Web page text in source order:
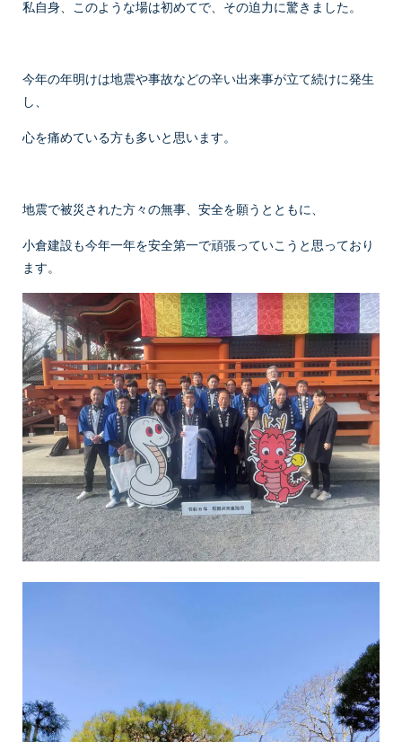
私自身、このような場は初めてで、その迫力に驚きました。
今年の年明けは地震や事故などの辛い出来事が立て続けに発生
し、
心を痛めている方も多いと思います。
地震で被災された方々の無事、安全を願うとともに、
小倉建設も今年一年を安全第一で頑張っていこうと思っており
ます。